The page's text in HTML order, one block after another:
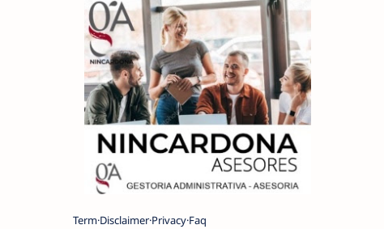
TermDisclaimerPrivacyFaq